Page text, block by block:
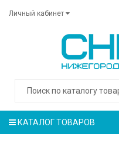
Личный кабинет
КАТАЛОГ ТОВАРОВ